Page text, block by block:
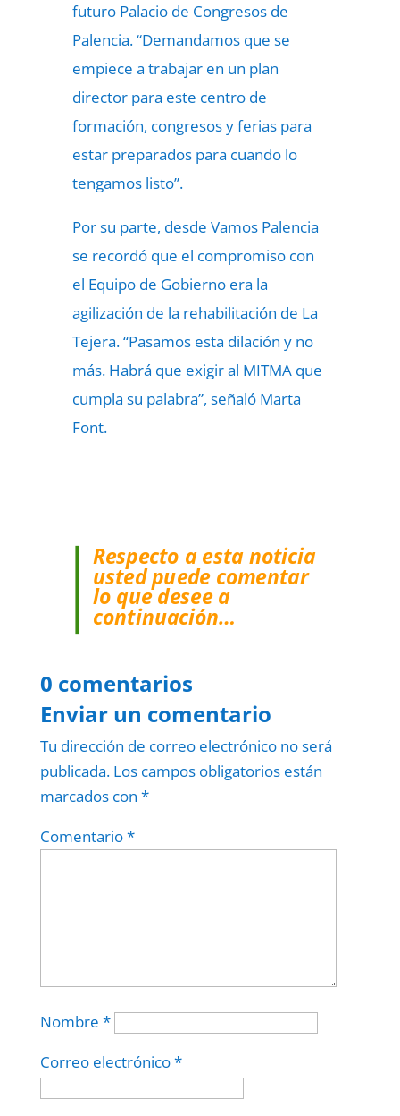
futuro Palacio de Congresos de
Palencia. “Demandamos que se
empiece a trabajar en un plan
director para este centro de
formación, congresos y ferias para
estar preparados para cuando lo
tengamos listo”.
Por su parte, desde Vamos Palencia
se recordó que el compromiso con
el Equipo de Gobierno era la
agilización de la rehabilitación de La
Tejera. “Pasamos esta dilación y no
más. Habrá que exigir al MITMA que
cumpla su palabra”, señaló Marta
Font.
Respecto a esta noticia
usted puede comentar
lo que desee a
continuación…
0 comentarios
Enviar un comentario
Tu dirección de correo electrónico no será
publicada. Los campos obligatorios están
marcados con *
Comentario*
Nombre *
Correo electrónico*